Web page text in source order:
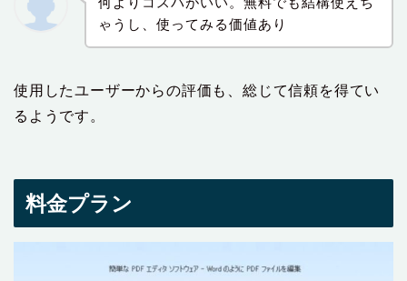
ゃうし、使ってみる価値あり
使用したユーザーからの評価も、総じて信頼を得てい
るようです。
料金プラン